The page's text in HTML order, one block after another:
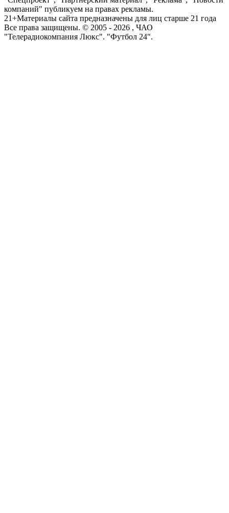
компаний" публикуем на правах рекламы.
21+Материалы сайта предназначены для лиц старше 21 года
Все права защищены. © 2005 - 2026 , ЧАО
"Телерадиокомпания Люкс". "Футбол 24".